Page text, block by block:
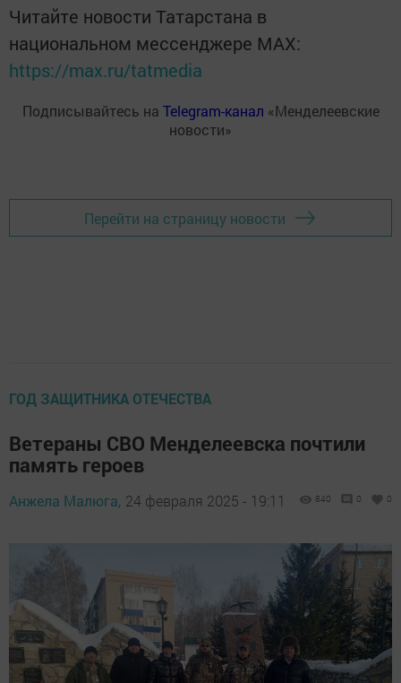
Читайте новости Татарстана в
национальном мессенджере MАХ:
https://max.ru/tatmedia
Подписывайтесь на Telegram-канал «Менделеевские
новости»
Перейти на страницу новости
ГОД ЗАЩИТНИКА ОТЕЧЕСТВА
Ветераны СВО Менделеевска почтили
память героев
Анжела Малюга, 24 февраля 2025 - 19:11 840 0 0